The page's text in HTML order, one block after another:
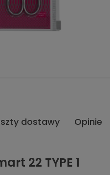
dostawy Opinie
22 TYPE 1